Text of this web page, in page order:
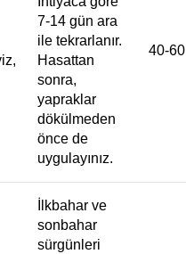
7-14 gün ara
ile tekrarlanır.
Hasattan
sonra,
yapraklar
dökülmeden
önce de
uygulayınız.
40-60
İlkbahar ve
sonbahar
sürgünleri